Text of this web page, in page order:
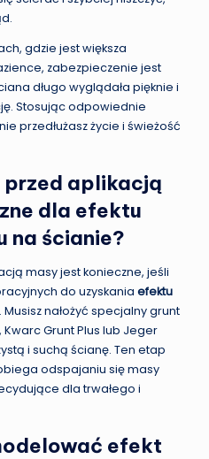
gdzie jest większa
zabezpieczenie jest
długo wyglądała pięknie i
Stosując odpowiednie
przedłużasz życie i świeżość
przed aplikacją
dla efektu
na ścianie?
masy jest konieczne, jeśli
do uzyskania efektu
. Musisz nałożyć specjalny grunt
Grunt Plus lub Jeger
i suchą ścianę. Ten etap
odspajaniu się masy
dla trwałego i
efekt